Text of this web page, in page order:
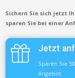
Sichern Sie sich jetzt
sparen Sie bei einer
Jetzt
Sparen Sie
Angebot.